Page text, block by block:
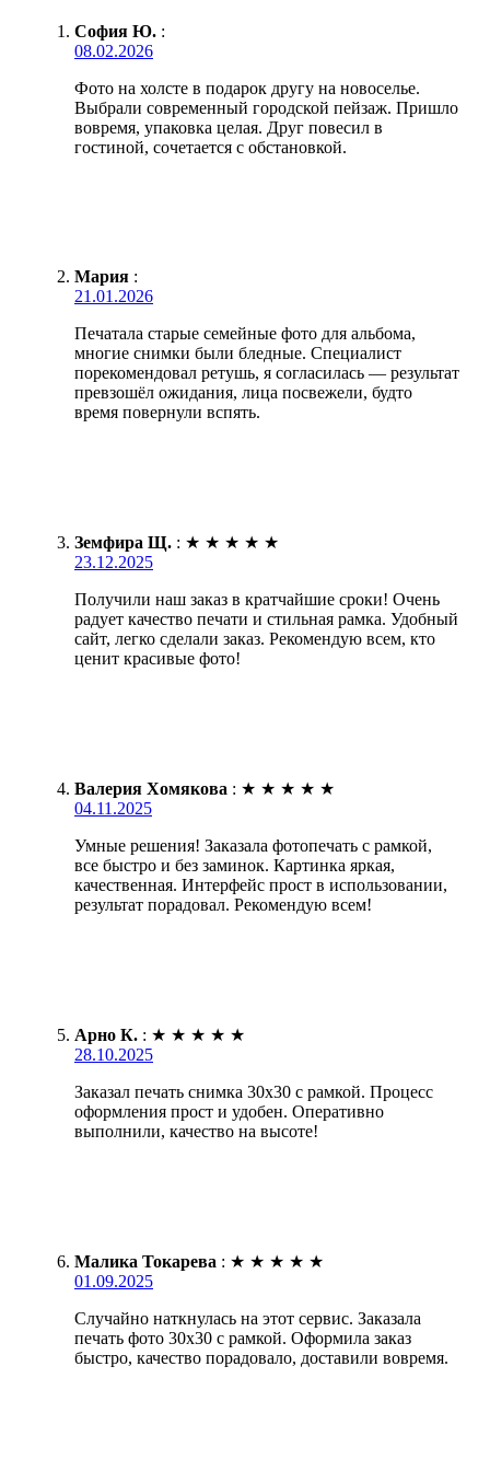
София Ю. :
08.02.2026
Фото на холсте в подарок другу на новоселье.
Выбрали современный городской пейзаж. Пришло
вовремя, упаковка целая. Друг повесил в
гостиной, сочетается с обстановкой.
Мария :
21.01.2026
Печатала старые семейные фото для альбома,
многие снимки были бледные. Специалист
порекомендовал ретушь, я согласилась — результат
превзошёл ожидания, лица посвежели, будто
время повернули вспять.
Земфира Щ. : ★ ★ ★ ★ ★
23.12.2025
Получили наш заказ в кратчайшие сроки! Очень
радует качество печати и стильная рамка. Удобный
сайт, легко сделали заказ. Рекомендую всем, кто
ценит красивые фото!
Валерия Хомякова : ★ ★ ★ ★ ★
04.11.2025
Умные решения! Заказала фотопечать с рамкой,
все быстро и без заминок. Картинка яркая,
качественная. Интерфейс прост в использовании,
результат порадовал. Рекомендую всем!
Арно К. : ★ ★ ★ ★ ★
28.10.2025
Заказал печать снимка 30х30 с рамкой. Процесс
оформления прост и удобен. Оперативно
выполнили, качество на высоте!
Малика Токарева : ★ ★ ★ ★ ★
01.09.2025
Случайно наткнулась на этот сервис. Заказала
печать фото 30х30 с рамкой. Оформила заказ
быстро, качество порадовало, доставили вовремя.